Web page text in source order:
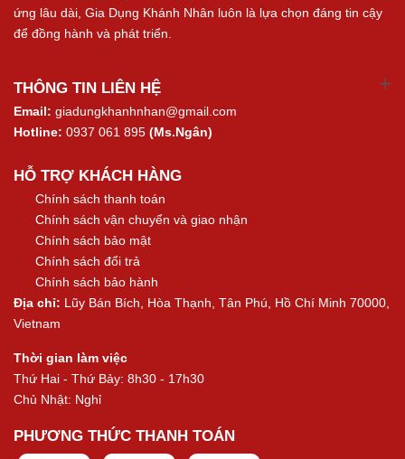
ứng lâu dài, Gia Dụng Khánh Nhân luôn là lựa chọn đáng tin cậy
để đồng hành và phát triển.
THÔNG TIN LIÊN HỆ
Email: giadungkhanhnhan@gmail.com
Hotline: 0937 061 895 (Ms.Ngân)
HỖ TRỢ KHÁCH HÀNG
Chính sách thanh toán
Chính sách vận chuyển và giao nhận
Chính sách bảo mật
Chính sách đổi trả
Chính sách bảo hành
Địa chỉ: Lũy Bán Bích, Hòa Thạnh, Tân Phú, Hồ Chí Minh 70000,
Vietnam
Thời gian làm việc
Thứ Hai - Thứ Bảy: 8h30 - 17h30
Chủ Nhật: Nghỉ
PHƯƠNG THỨC THANH TOÁN